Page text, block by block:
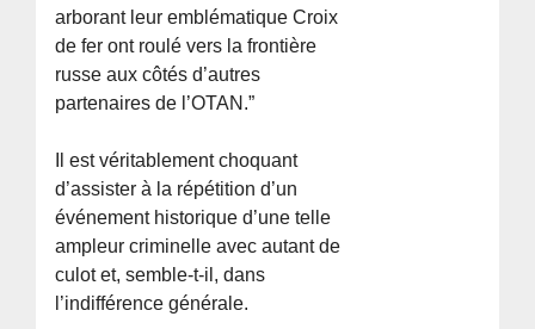
arborant leur emblématique Croix
de fer ont roulé vers la frontière
russe aux côtés d’autres
partenaires de l’OTAN.”
Il est véritablement choquant
d’assister à la répétition d’un
événement historique d’une telle
ampleur criminelle avec autant de
culot et, semble-t-il, dans
l’indifférence générale.